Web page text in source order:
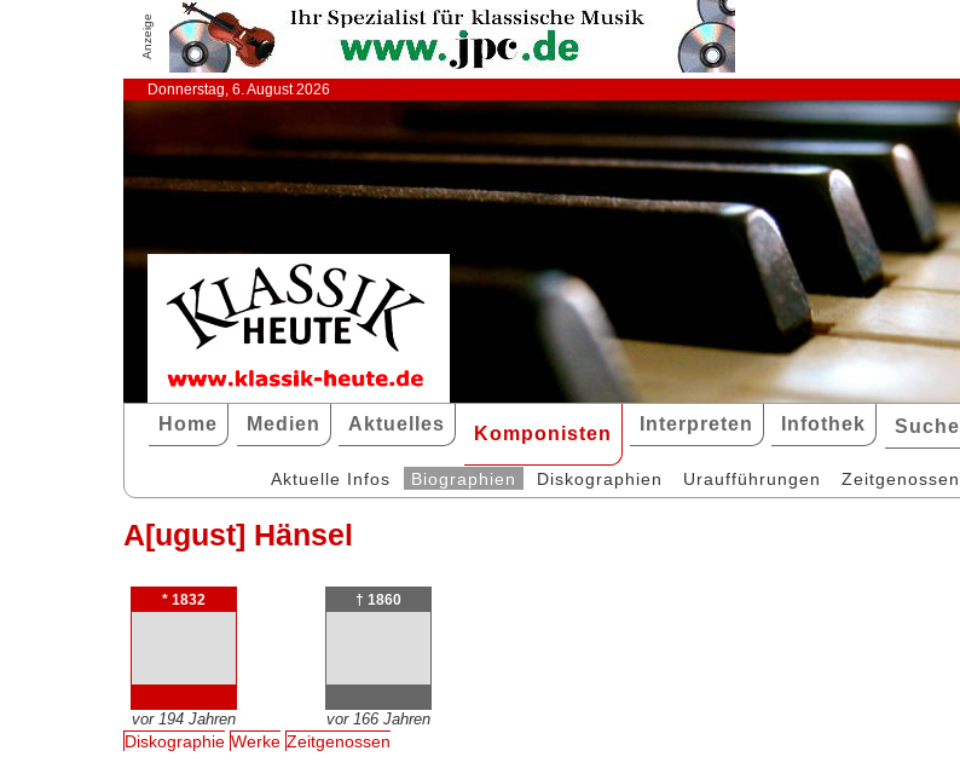
Anzeige
Donnerstag, 6. August 2026
Home Medien Aktuelles Komponisten Interpreten Infothek Suche
Aktuelle Infos Biographien Diskographien Uraufführungen Zeitgenossen
A[ugust] Hänsel
* 1832
vor 194 Jahren
† 1860
vor 166 Jahren
Diskographie Werke Zeitgenossen